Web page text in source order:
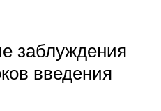
заблуждения
введения